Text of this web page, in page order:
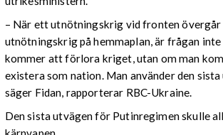
– När ett utnötningskrig vid fronten
utnötningskrig på hemmaplan, är frågan
kommer att förlora kriget, utan om man
existera som nation. Man använder den sista
säger Fidan, rapporterar RBC-Ukraine.
Den sista utvägen för Putinregimen skulle